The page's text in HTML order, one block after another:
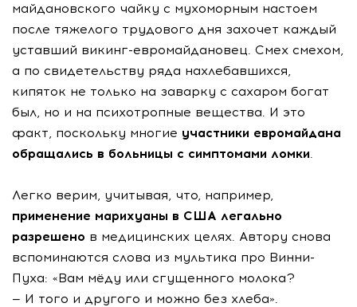
майдановского чайку с мухоморным настоем
после тяжелого трудового дня захочет каждый
уставший викинг-евромайдановец. Смех смехом,
а по свидетельству ряда нахлебавшихся,
кипяток не только на заварку с сахаром богат
был, но и на психотропные вещества. И это
факт, поскольку многие участники евромайдана
обращались в больницы с симптомами ломки.
Легко верим, учитывая, что, например,
применение марихуаны в США легально
разрешено в медицинских целях. Автору снова
вспоминаются слова из мультика про Винни-
Пуха: «Вам мёду или сгущенного молока?
— И того и другого и можно без хлеба».